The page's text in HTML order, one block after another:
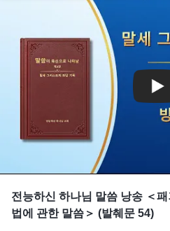
전능하신 하나님 말씀 낭송 ＜
법에 관한 말씀＞ (발췌문 54)